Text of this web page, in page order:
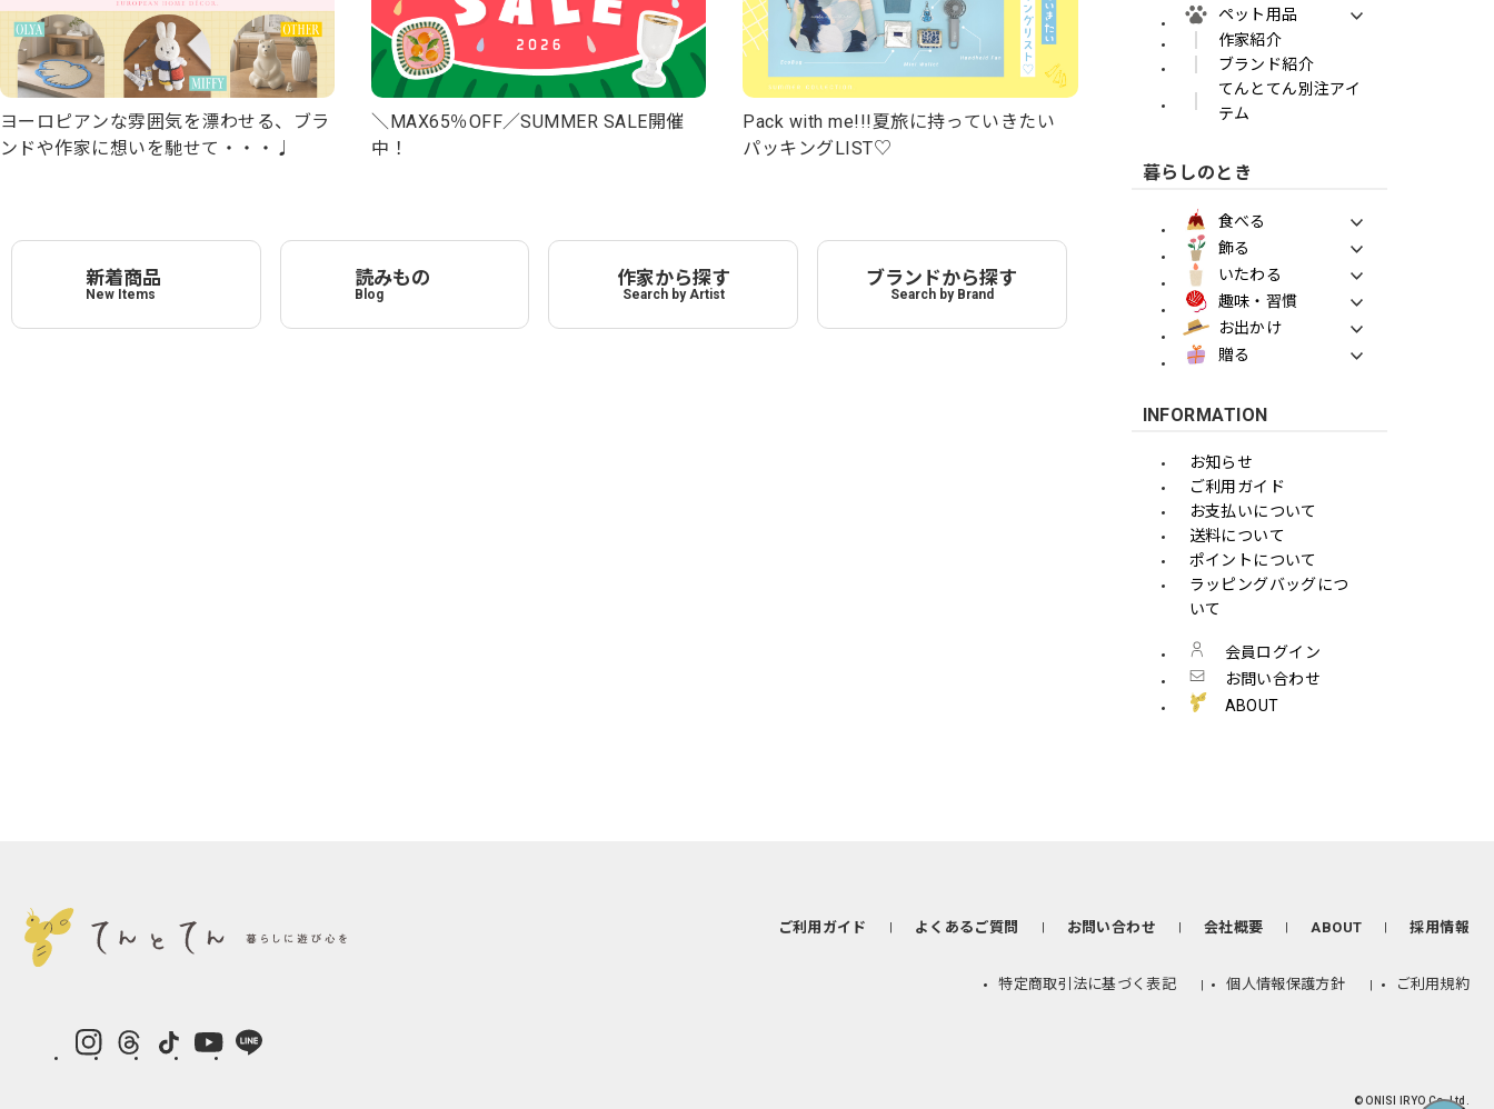
ヨーロピアンな雰囲気を漂わせる、ブラ
ンドや作家に想いを馳せて・・・♩
＼MAX65％OFF／SUMMER SALE開催
中！
Pack with me!!!夏旅に持っていきたい
パッキングLIST♡
新着商品
New Items
読みもの
Blog
作家から探す
Search by Artist
ブランドから探す
Search by Brand
ペット用品
作家紹介
ブランド紹介
てんとてん別注アイ
テム
暮らしのとき
食べる
飾る
いたわる
趣味・習慣
お出かけ
贈る
INFORMATION
お知らせ
ご利用ガイド
お支払いについて
送料について
ポイントについて
ラッピングバッグにつ
いて
会員ログイン
お問い合わせ
ABOUT
instagramThreads TikTok LINE
ご利用ガイド よくあるご質問 お問い合わせ 会社概要 ABOUT 採用情報
特定商取引法に基づく表記 個人情報保護方針 ご利用規約
© ONISI IRYO Co, Ltd.